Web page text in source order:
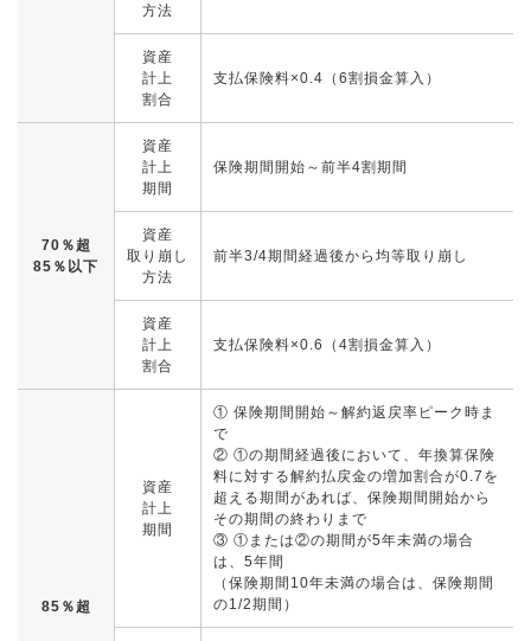
方法
資産
計上
割合
支払保険料×0.4（6割損金算入）
70％超
85％以下
資産
計上
期間
保険期間開始～前半4割期間
資産
取り崩し
方法
前半3/4期間経過後から均等取り崩し
資産
計上
割合
支払保険料×0.6（4割損金算入）
85％超
資産
計上
期間
① 保険期間開始～解約返戻率ピーク時ま
で
② ①の期間経過後において、年換算保険
料に対する解約払戻金の増加割合が0.7を
超える期間があれば、保険期間開始から
その期間の終わりまで
③ ①または②の期間が5年未満の場合
は、5年間
（保険期間10年未満の場合は、保険期間
の1/2期間）